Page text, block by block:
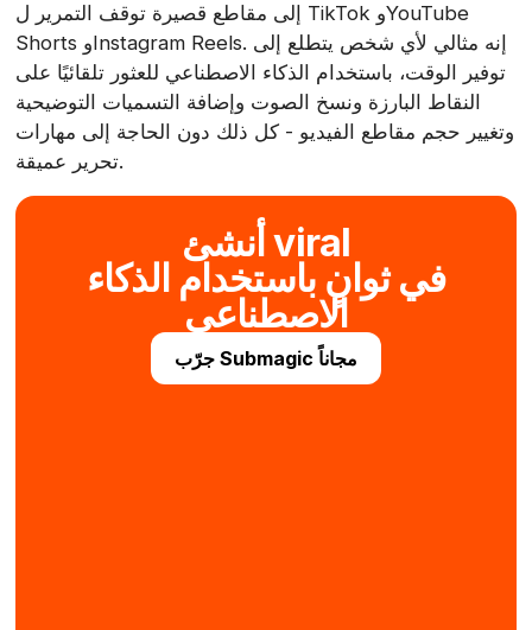
إلى مقاطع قصيرة توقف التمرير ل TikTok وYouTube
Shorts وInstagram Reels. إنه مثالي لأي شخص يتطلع إلى
توفير الوقت، باستخدام الذكاء الاصطناعي للعثور تلقائيًا على
النقاط البارزة ونسخ الصوت وإضافة التسميات التوضيحية
وتغيير حجم مقاطع الفيديو - كل ذلك دون الحاجة إلى مهارات
تحرير عميقة.
أنشئ viral
في ثوانٍ باستخدام الذكاء
الاصطناعي
جرّب Submagic مجاناً